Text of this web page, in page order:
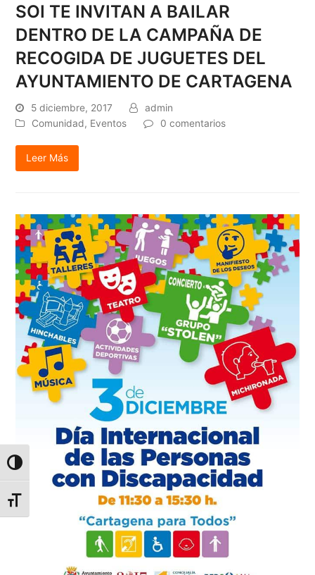
Alternar alto contraste
Alternar tamaño de letra
SOI TE INVITAN A BAILAR
DENTRO DE LA CAMPAÑA DE
RECOGIDA DE JUGUETES DEL
AYUNTAMIENTO DE CARTAGENA
5 diciembre, 2017
admin
Comunidad, Eventos 0 comentarios
Leer Más